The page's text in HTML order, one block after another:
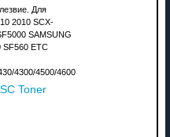
Для
2010 SCX-
SAMSUNG
SF560 ETC
4300/4500/4600
Toner